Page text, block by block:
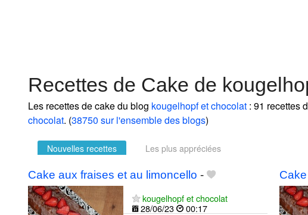
Recettes de Cake de
Les recettes de cake du blog kougelhopf et chocolat : 91 recettes
chocolat. (38750 sur l'ensemble des blogs)
Nouvelles recettes Les plus appréciées
Cake aux fraises et au limoncello -
kougelhopf et chocolat
28/06/23
00:17